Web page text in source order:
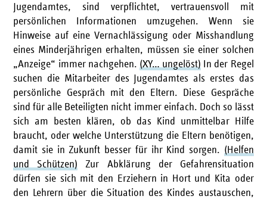
Jugendamtes, sind verpflichtet, vertrauensvoll mit
persönlichen Informationen umzugehen. Wenn sie
Hinweise auf eine Vernachlässigung oder Misshandlung
eines Minderjährigen erhalten, müssen sie einer solchen
„Anzeige“ immer nachgehen. (XY… ungelöst) In der Regel
suchen die Mitarbeiter des Jugendamtes als erstes das
persönliche Gespräch mit den Eltern. Diese Gespräche
sind für alle Beteiligten nicht immer einfach. Doch so lässt
sich am besten klären, ob das Kind unmittelbar Hilfe
braucht, oder welche Unterstützung die Eltern benötigen,
damit sie in Zukunft besser für ihr Kind sorgen. (Helfen
und Schützen) Zur Abklärung der Gefahrensituation
dürfen sie sich mit den Erziehern in Hort und Kita oder
den Lehrern über die Situation des Kindes austauschen,